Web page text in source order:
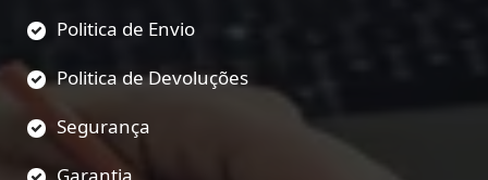
Politica de Envio
Politica de Devoluções
Segurança